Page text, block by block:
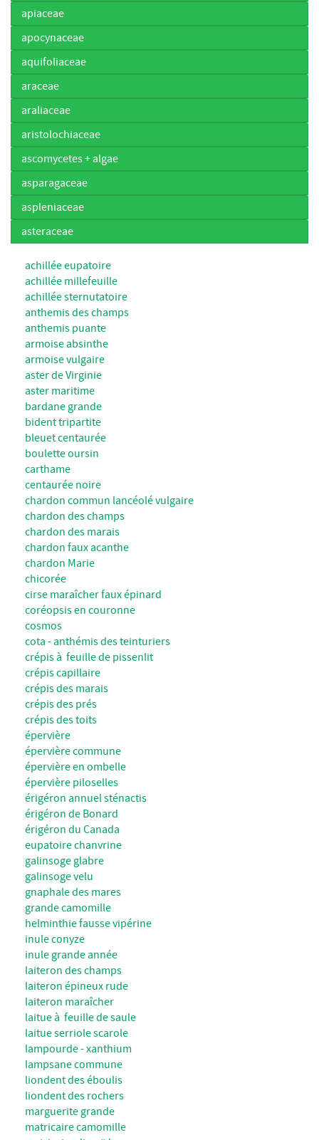
apiaceae
apocynaceae
aquifoliaceae
araceae
araliaceae
aristolochiaceae
ascomycetes + algae
asparagaceae
aspleniaceae
asteraceae
achillée eupatoire
achillée millefeuille
achillée sternutatoire
anthemis des champs
anthemis puante
armoise absinthe
armoise vulgaire
aster de Virginie
aster maritime
bardane grande
bident tripartite
bleuet centaurée
boulette oursin
carthame
centaurée noire
chardon commun lancéolé vulgaire
chardon des champs
chardon des marais
chardon faux acanthe
chardon Marie
chicorée
cirse maraîcher faux épinard
coréopsis en couronne
cosmos
cota - anthémis des teinturiers
crépis à feuille de pissenlit
crépis capillaire
crépis des marais
crépis des prés
crépis des toits
épervière
épervière commune
épervière en ombelle
épervière piloselles
érigéron annuel sténactis
érigéron de Bonard
érigéron du Canada
eupatoire chanvrine
galinsoge glabre
galinsoge velu
gnaphale des mares
grande camomille
helminthie fausse vipérine
inule conyze
inule grande année
laiteron des champs
laiteron épineux rude
laiteron maraîcher
laitue à feuille de saule
laitue serriole scarole
lampourde - xanthium
lampsane commune
liondent des éboulis
liondent des rochers
marguerite grande
matricaire camomille